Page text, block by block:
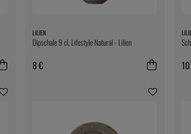
LILIEN
Dipschale 9 cl, Lifestyle Natural - Lilien
8 €